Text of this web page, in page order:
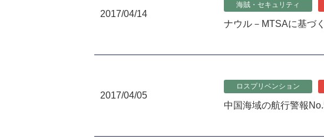
2017/04/14
海賊・セキュリティ
ナウル－MTSAに基づ
2017/04/05
ロスプリベンション
中国海域の航行警報